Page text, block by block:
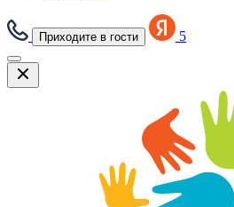
Приходите в гости 5